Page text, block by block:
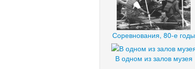
Соревнования, 80-е годы
В одном из залов музея